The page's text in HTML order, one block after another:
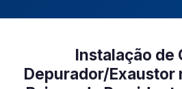
Instalação de
Depurador/Exaustor